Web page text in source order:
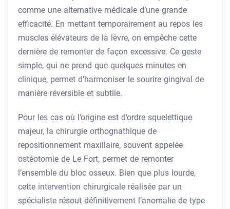
comme une alternative médicale d’une grande
efficacité. En mettant temporairement au repos les
muscles élévateurs de la lèvre, on empêche cette
dernière de remonter de façon excessive. Ce geste
simple, qui ne prend que quelques minutes en
clinique, permet d’harmoniser le sourire gingival de
manière réversible et subtile.
Pour les cas où l’origine est d’ordre squelettique
majeur, la chirurgie orthognathique de
repositionnement maxillaire, souvent appelée
ostéotomie de Le Fort, permet de remonter
l’ensemble du bloc osseux. Bien que plus lourde,
cette intervention chirurgicale réalisée par un
spécialiste résout définitivement l’anomalie de type